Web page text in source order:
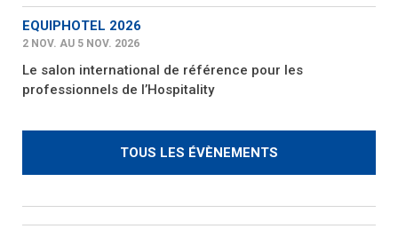
EQUIPHOTEL 2026
2 NOV. AU 5 NOV. 2026
Le salon international de référence pour les
professionnels de l’Hospitality
TOUS LES ÉVÈNEMENTS